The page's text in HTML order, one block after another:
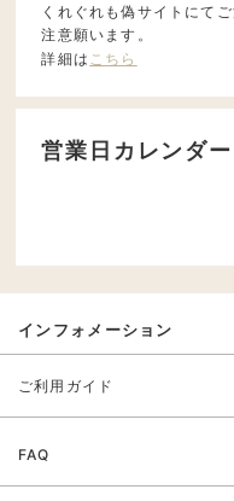
くれぐれも偽サイトにて
注意願います。
詳細は こちら
営業日カレンダー
インフォメーション
ご利用ガイド
FAQ